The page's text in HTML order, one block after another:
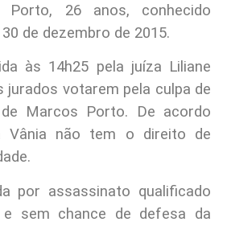
Porto, 26 anos, conhecido
de dezembro de 2015.
às 14h25 pela juíza Liliane
jurados votarem pela culpa de
Marcos Porto. De acordo
Vânia não tem o direito de
por assassinato qualificado
sem chance de defesa da